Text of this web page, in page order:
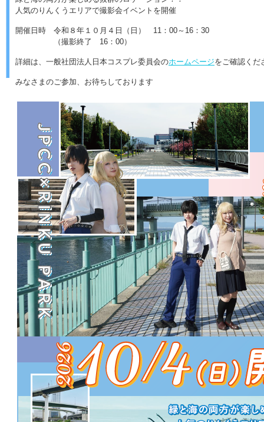
人気のりんくうエリアで撮影会イベントを開催
開催日時 令和８年１０月４日（日） 11：00～16：30
（撮影終了 16：00）
詳細は、一般社団法人日本コスプレ委員会のホームページをご確認くだ
みなさまのご参加、お待ちしております